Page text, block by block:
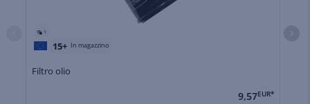
1
15+ In magazzino
Filtro olio
9,57EUR*